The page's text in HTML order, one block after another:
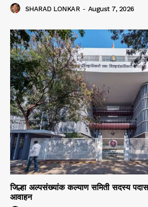
SHARAD LONKAR - August 7, 2026
जिल्हा अल्पसंख्यांक कल्याण समिती सदस्य
आवाहन